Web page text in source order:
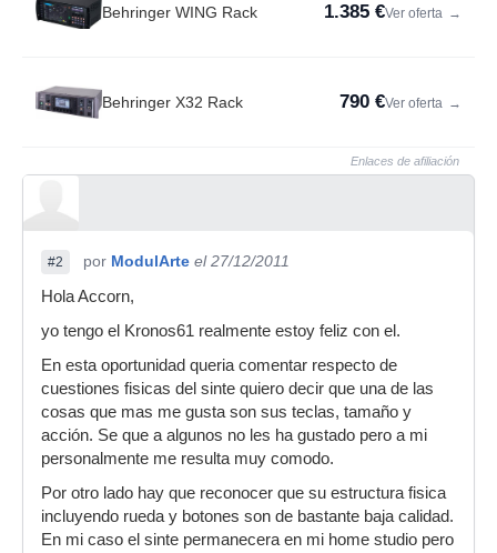
Behringer WING Rack 1.385 €Ver oferta →
Behringer X32 Rack 790 €Ver oferta →
Enlaces de afiliación
#2 por ModulArte el 27/12/2011
Hola Accorn,
yo tengo el Kronos61 realmente estoy feliz con el.
En esta oportunidad queria comentar respecto de
cuestiones fisicas del sinte quiero decir que una de las
cosas que mas me gusta son sus teclas, tamaño y
acción. Se que a algunos no les ha gustado pero a mi
personalmente me resulta muy comodo.
Por otro lado hay que reconocer que su estructura fisica
incluyendo rueda y botones son de bastante baja calidad.
En mi caso el sinte permanecera en mi home studio pero